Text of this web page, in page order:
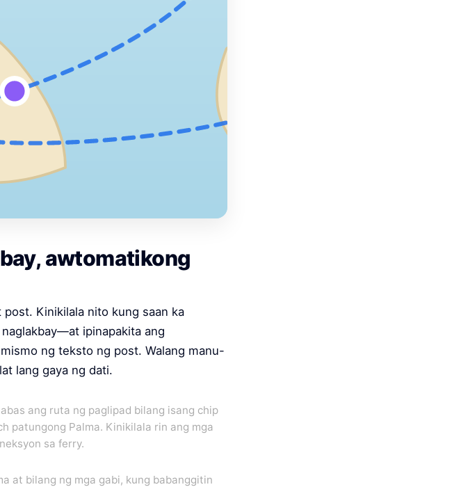
awtomatikong
Kinikilala nito kung saan ka
ipinapakita ang
ng teksto ng post. Walang manu-
lang gaya ng dati.
ang ruta ng paglipad bilang isang chip
patungong Palma. Kinikilala rin ang mga
sa ferry.
at bilang ng mga gabi, kung babanggitin